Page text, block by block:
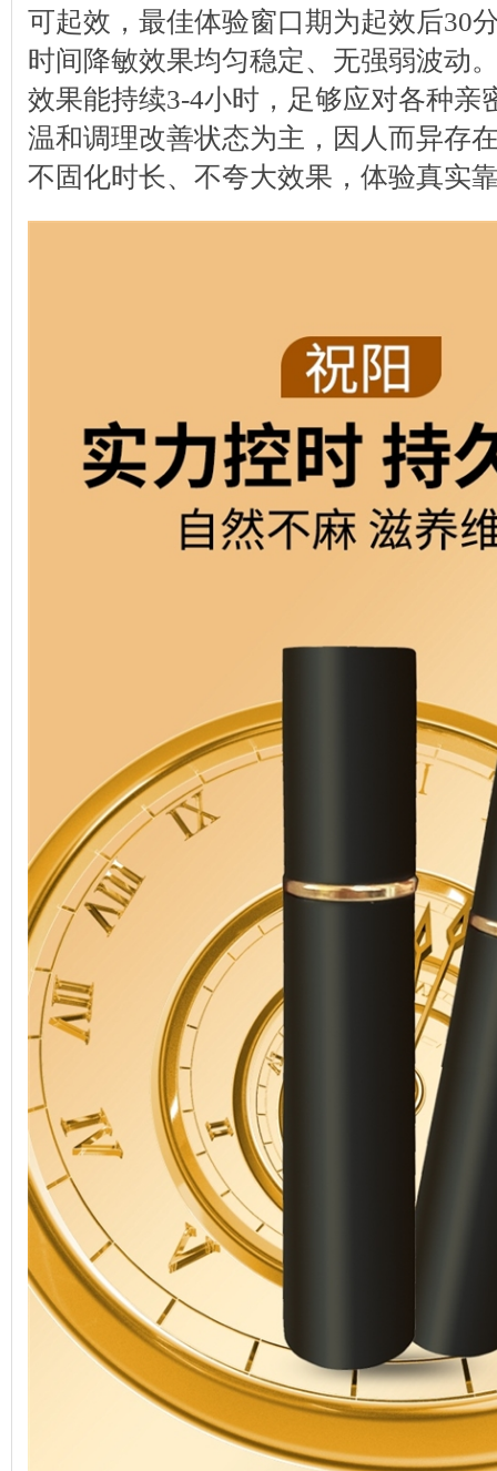
可起效，最佳体验窗口期为起效后30
时间降敏效果均匀稳定、无强弱波动
效果能持续3-4小时，足够应对各种亲
温和调理改善状态为主，因人而异存
不固化时长、不夸大效果，体验真实